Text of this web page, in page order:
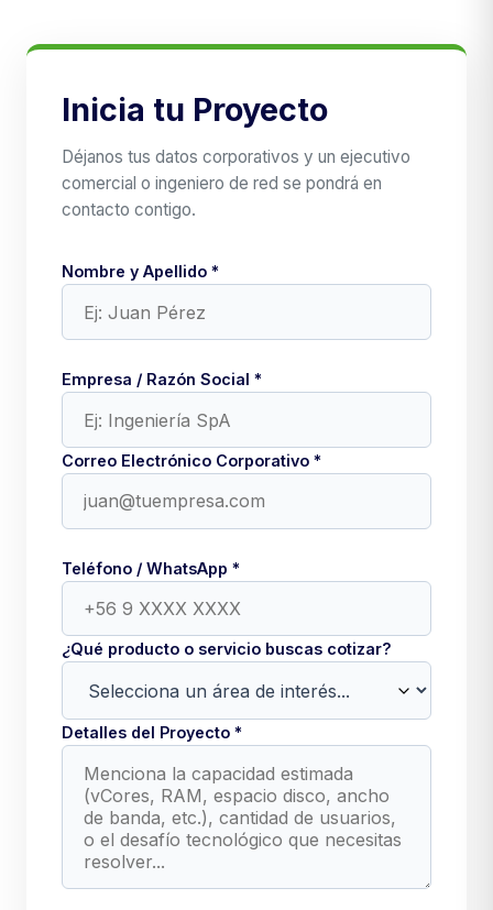
Inicia tu Proyecto
Déjanos tus datos corporativos y un ejecutivo
comercial o ingeniero de red se pondrá en
contacto contigo.
Nombre y Apellido *
Empresa / Razón Social *
Correo Electrónico Corporativo *
Teléfono / WhatsApp *
¿Qué producto o servicio buscas cotizar?
Detalles del Proyecto *